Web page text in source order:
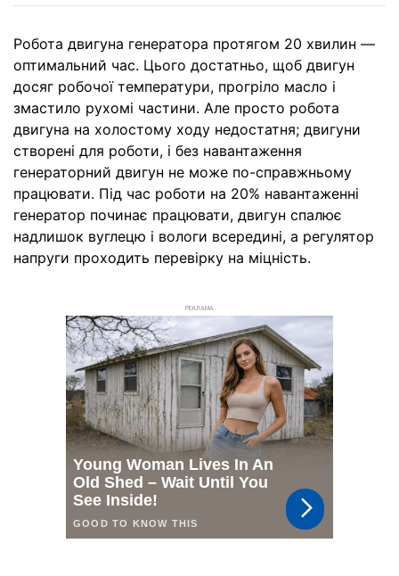
Робота двигуна генератора протягом 20 хвилин —
оптимальний час. Цього достатньо, щоб двигун
досяг робочої температури, прогріло масло і
змастило рухомі частини. Але просто робота
двигуна на холостому ходу недостатня; двигуни
створені для роботи, і без навантаження
генераторний двигун не може по-справжньому
працювати. Під час роботи на 20% навантаженні
генератор починає працювати, двигун спалює
надлишок вуглецю і вологи всередині, а регулятор
напруги проходить перевірку на міцність.
РЕКЛАМА